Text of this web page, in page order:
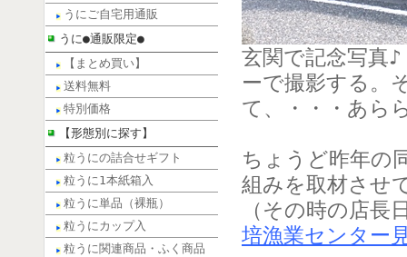
うにご自宅用通販
うに●通販限定●
【まとめ買い】
送料無料
特別価格
【形態別に探す】
粒うにの詰合せギフト
粒うに1本紙箱入
粒うに単品（裸瓶）
粒うにカップ入
粒うに関連商品・ふく商品
玄関で記念写真
ーで撮影する。
て、・・・あら
ちょうど昨年の
組みを取材させ
（その時の店長
培漁業センター